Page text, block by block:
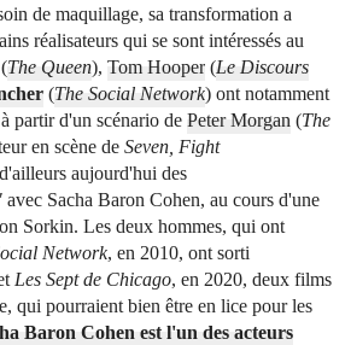
de maquillage, sa transformation a
réalisateurs qui se sont intéressés au
(The Queen), Tom Hooper (Le Discours
(The Social Network) ont notamment
partir d'un scénario de Peter Morgan (The
en scène de Seven, Fight
aujourd'hui des
avec Sacha Baron Cohen, au cours d'une
Sorkin. Les deux hommes, qui ont
Network, en 2010, ont sorti
Les Sept de Chicago, en 2020, deux films
qui pourraient bien être en lice pour les
Baron Cohen est l'un des acteurs